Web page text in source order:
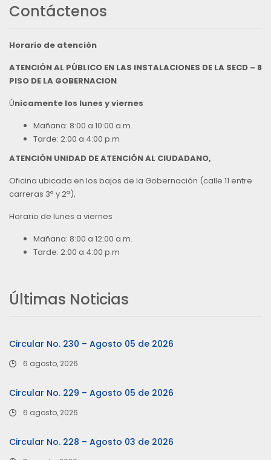
Contáctenos
Horario de atención
ATENCIÓN AL PÚBLICO EN LAS INSTALACIONES DE LA SECD – 8
PISO DE LA GOBERNACION
Únicamente los lunes y viernes
Mañana: 8:00 a 10:00 a.m.
Tarde: 2:00 a 4:00 p.m
ATENCIÓN UNIDAD DE ATENCIÓN AL CIUDADANO,
Oficina ubicada en los bajos de la Gobernación (calle 11 entre
carreras 3ª y 2ª),
Horario de lunes a viernes
Mañana: 8:00 a 12:00 a.m.
Tarde: 2:00 a 4:00 p.m
Últimas Noticias
Circular No. 230 – Agosto 05 de 2026
6 agosto, 2026
Circular No. 229 – Agosto 05 de 2026
6 agosto, 2026
Circular No. 228 – Agosto 03 de 2026